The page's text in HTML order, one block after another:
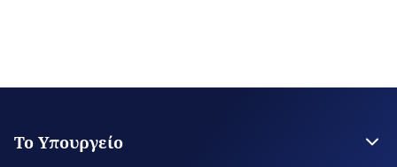
Το Υπουργείο